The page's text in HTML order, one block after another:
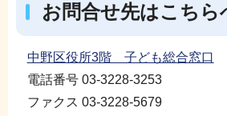
お問合せ先はこちら
中野区役所3階 子ども総合窓口
電話番号 03-3228-3253
ファクス 03-3228-5679